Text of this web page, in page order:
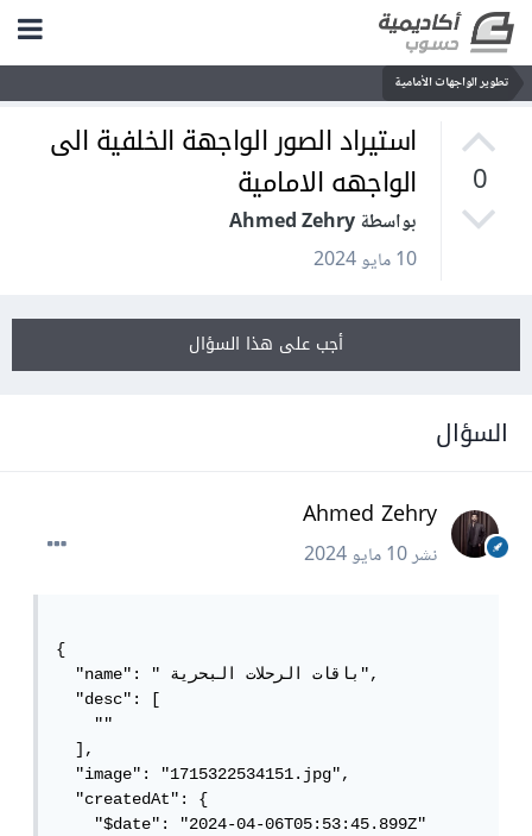
تطوير الواجهات الأمامية
0
استيراد الصور الواجهة الخلفية الى
الواجهه الامامية
بواسطة Ahmed Zehry
10 مايو 2024
أجب على هذا السؤال
السؤال
Ahmed Zehry
نشر10 مايو 2024
{
  "name": " باقات الرحلات البحرية",
  "desc": [
    ""
  ],
  "image": "1715322534151.jpg",
  "createdAt": {
    "$date": "2024-04-06T05:53:45.899Z"